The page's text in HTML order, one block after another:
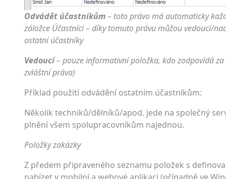
Odvádět účastníkům– toto právo má automaticky
záložce Účastníci – díky tomuto právu můžou vedoucí/
ostatní účastníky
Vedoucí–pouze informativní položka, kdo zodpovídá
zvláštní práva)
Příklad použití odvádění ostatním účastníkům:
Několik techniků/dělní­ků/apod. jede na společný
plnění všem spolupracovníkům najednou.
Položky zakázky
Z předem připraveného seznamu položek s